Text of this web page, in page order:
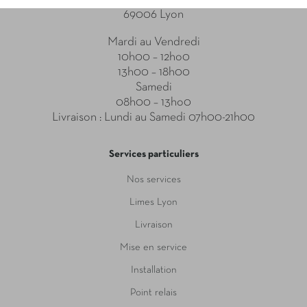
69006 Lyon
Mardi au Vendredi
10h00 – 12ho0
13h00 – 18h00
Samedi
08h00 – 13ho0
Livraison : Lundi au Samedi 07h00-21h00
Services particuliers
Nos services
Limes Lyon
Livraison
Mise en service
Installation
Point relais